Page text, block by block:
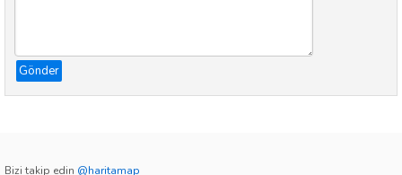
Gönder
Bizi takip edin @haritamap